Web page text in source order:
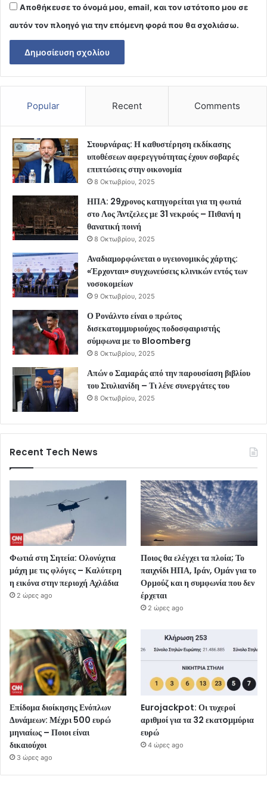
Αποθήκευσε το όνομά μου, email, και τον ιστότοπο μου σε
αυτόν τον πλοηγό για την επόμενη φορά που θα σχολιάσω.
Popular Recent Comments
Στουρνάρας: Η καθυστέρηση εκδίκασης
υποθέσεων αφερεγγυότητας έχουν σοβαρές
επιπτώσεις στην οικονομία
8 Οκτωβρίου, 2025
ΗΠΑ: 29χρονος κατηγορείται για τη φωτιά
στο Λος Άντζελες με 31 νεκρούς – Πιθανή η
θανατική ποινή
8 Οκτωβρίου, 2025
Αναδιαμορφώνεται ο υγειονομικός χάρτης:
«Έρχονται» συγχωνεύσεις κλινικών εντός των
νοσοκομείων
9 Οκτωβρίου, 2025
Ο Ρονάλντο είναι ο πρώτος
δισεκατομμυριούχος ποδοσφαιριστής
σύμφωνα με το Bloomberg
8 Οκτωβρίου, 2025
Απών ο Σαμαράς από την παρουσίαση βιβλίου
του Στυλιανίδη – Τι λένε συνεργάτες του
8 Οκτωβρίου, 2025
Recent Tech News
Φωτιά στη Σητεία: Ολονύχτια
μάχη με τις φλόγες – Καλύτερη
η εικόνα στην περιοχή Αχλάδια
2 ώρες ago
Ποιος θα ελέγχει τα πλοία; Το
παιχνίδι ΗΠΑ, Ιράν, Ομάν για το
Ορμούζ και η συμφωνία που δεν
έρχεται
2 ώρες ago
Επίδομα διοίκησης Ενόπλων
Δυνάμεων: Μέχρι 500 ευρώ
μηνιαίως – Ποιοι είναι
δικαιούχοι
3 ώρες ago
Eurojackpot: Οι τυχεροί
αριθμοί για τα 32 εκατoμμύρια
ευρώ
4 ώρες ago